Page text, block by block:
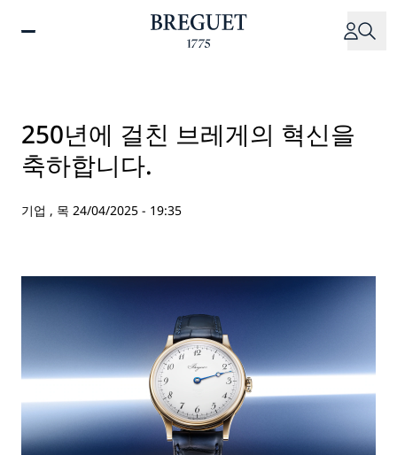
250년에 걸친 브레게의 혁신을
축하합니다.
기업 , 목 24/04/2025 - 19:35